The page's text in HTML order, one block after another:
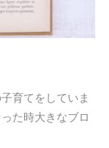
育てをしていま
た時大きなブロ